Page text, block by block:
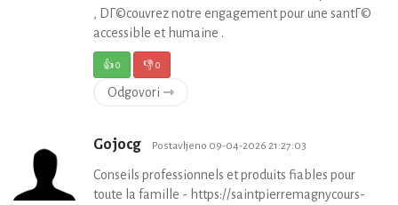
, DГ©couvrez notre engagement pour une santГ©
accessible et humaine .
👍0 👎0
Odgovori ⇾
Gojocg Postavljeno 09-04-2026 21:27:03
Conseils professionnels et produits fiables pour
toute la famille - https://saintpierremagnycours-